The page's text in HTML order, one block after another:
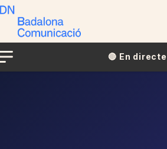
Menu
🔴​​ En directe